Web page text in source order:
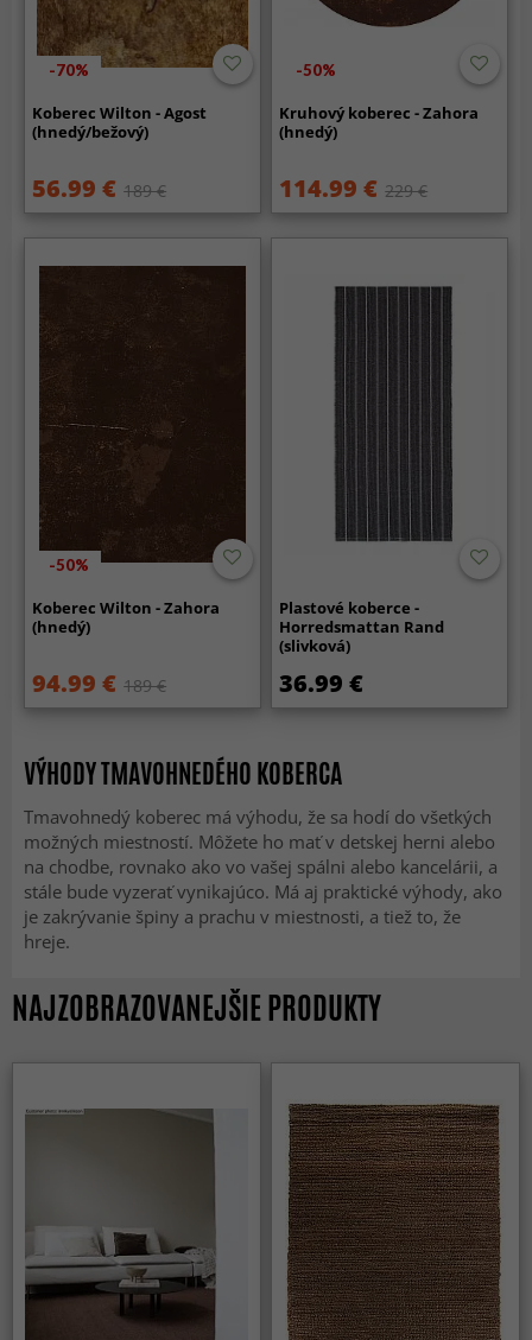
-70%
Koberec Wilton - Agost
(hnedý/bežový)
56.99 € 189 €
-50%
Kruhový koberec - Zahora
(hnedý)
114.99 € 229 €
-50%
Koberec Wilton - Zahora
(hnedý)
94.99 € 189 €
Plastové koberce -
Horredsmattan Rand
(slivková)
36.99 €
VÝHODY TMAVOHNEDÉHO KOBERCA
Tmavohnedý koberec má výhodu, že sa hodí do všetkých
možných miestností. Môžete ho mať v detskej herni alebo
na chodbe, rovnako ako vo vašej spálni alebo kancelárii, a
stále bude vyzerať vynikajúco. Má aj praktické výhody, ako
je zakrývanie špiny a prachu v miestnosti, a tiež to, že
hreje.
NAJZOBRAZOVANEJŠIE PRODUKTY